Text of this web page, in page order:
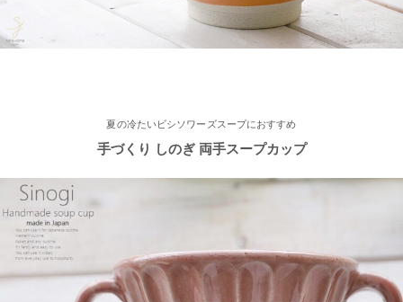
≪新着商品≫ 映える食卓
トルコブルーのきれいな器、入荷し
≪おすすめ≫春の陽気 かわいい桜のお茶碗♪
2023/2/21
≪おすすめ≫お世話になったあの人に…感謝を伝えるおすすめギ
フト♪
夏の冷たいビシソワーズスープにおすすめ
手づくり しのぎ 両手スープカップ